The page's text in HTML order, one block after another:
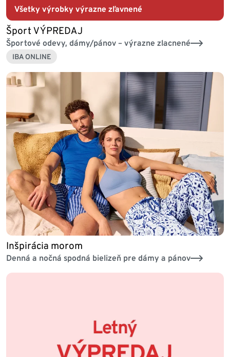
Všetky výrobky výrazne zľavnené
Šport VÝPREDAJ
Športové odevy, dámy/pánov – výrazne zlacnené
IBA ONLINE
Inšpirácia morom
Denná a nočná spodná bielizeň pre dámy a pánov